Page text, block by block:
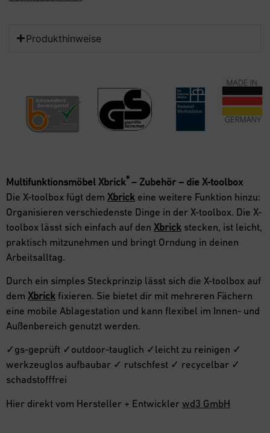
Produkthinweise
Multifunktionsmöbel Xbrick® – Zubehör – die X-toolbox
Die X-toolbox fügt dem Xbrick eine weitere Funktion hinzu:
Organisieren verschiedenste Dinge in der X-toolbox. Die X-
toolbox lässt sich einfach auf den Xbrick stecken, ist leicht,
praktisch mitzunehmen und bringt Orndung in deinen
Arbeitsalltag.
Durch ein simples Steckprinzip lässt sich die X-toolbox auf
dem Xbrick fixieren. Sie bietet dir mit mehreren Fächern
eine mobile Ablagestation und kann flexibel im Innen- und
Außenbereich genutzt werden.
✓gs-geprüft ✓outdoor-tauglich ✓leicht zu reinigen ✓
werkzeuglos aufbaubar ✓ rutschfest ✓ recycelbar ✓
schadstofffrei
Hier direkt vom Hersteller + Entwickler wd3 GmbH